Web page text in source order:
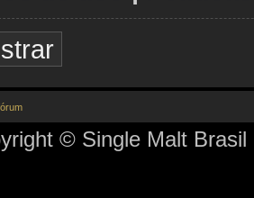
© Single Malt